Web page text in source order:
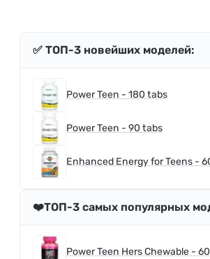
✅ ТОП-3 новейших моделей:
Power Teen - 180 tabs
Power Teen - 90 tabs
Enhanced Energy for Teens -
❤️ТОП-3 самых популярных
Power Teen Hers Chewable -